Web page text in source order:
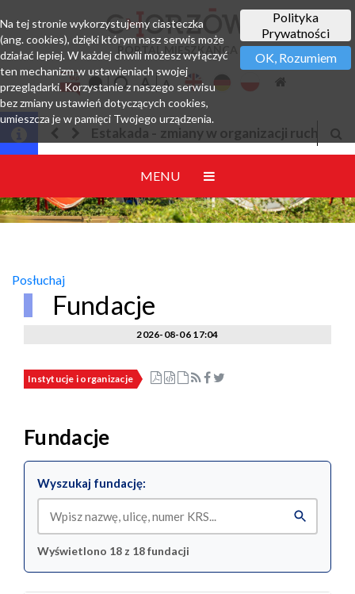
PORTAL MIESZKAŃCA
organizacji ruchuJesteśmy w EZD
MENU
Posłuchaj
Fundacje
2026-08-06 17:04
Instytucje i organizacje
Fundacje
Wyszukaj fundację:
Wyświetlono 18 z 18 fundacji
Polityka
Prywatności
OK, Rozumiem
Na tej stronie wykorzystujemy ciasteczka
(ang. cookies), dzięki którym nasz serwis może
działać lepiej. W każdej chwili możesz wyłączyć
ten mechanizm w ustawieniach swojej
przeglądarki. Korzystanie z naszego serwisu
bez zmiany ustawień dotyczących cookies,
umieszcza je w pamięci Twojego urządzenia.